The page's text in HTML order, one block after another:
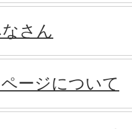
さん
ージについて